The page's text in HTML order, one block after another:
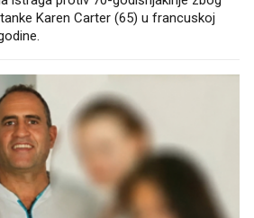
Karen Carter (65) u francuskoj